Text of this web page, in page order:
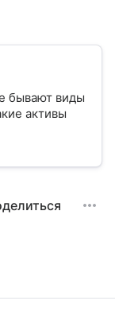
бывают виды
активы